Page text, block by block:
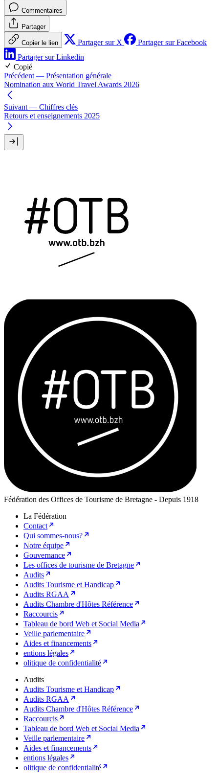
Commentaires
Partager
Copier le lien Partager sur X
Partager sur Facebook
Partager sur Linkedin
Copié
Précédent — Présentation générale
Nomination aux World Travel Awards 2026
Suivant — Chiffres clés
Retours et enseignements 2025
Fédération des Offices de Tourisme de Bretagne - Depuis 1918
La Fédération
Contact
Qui sommes-nous?
Notre équipe
Gouvernance
Les offices de tourisme de Bretagne
Audits
Audits Tourisme et Handicap
Audits RGAA
Audits Chambre d'Hôtes Référence
Raccourcis
Tableau de bord Web et Social Media
Veille parlementaire
Aides et financements
entions légales
olitique de confidentialité
Audits
Audits Tourisme et Handicap
Audits RGAA
Audits Chambre d'Hôtes Référence
Raccourcis
Tableau de bord Web et Social Media
Veille parlementaire
Aides et financements
entions légales
olitique de confidentialité